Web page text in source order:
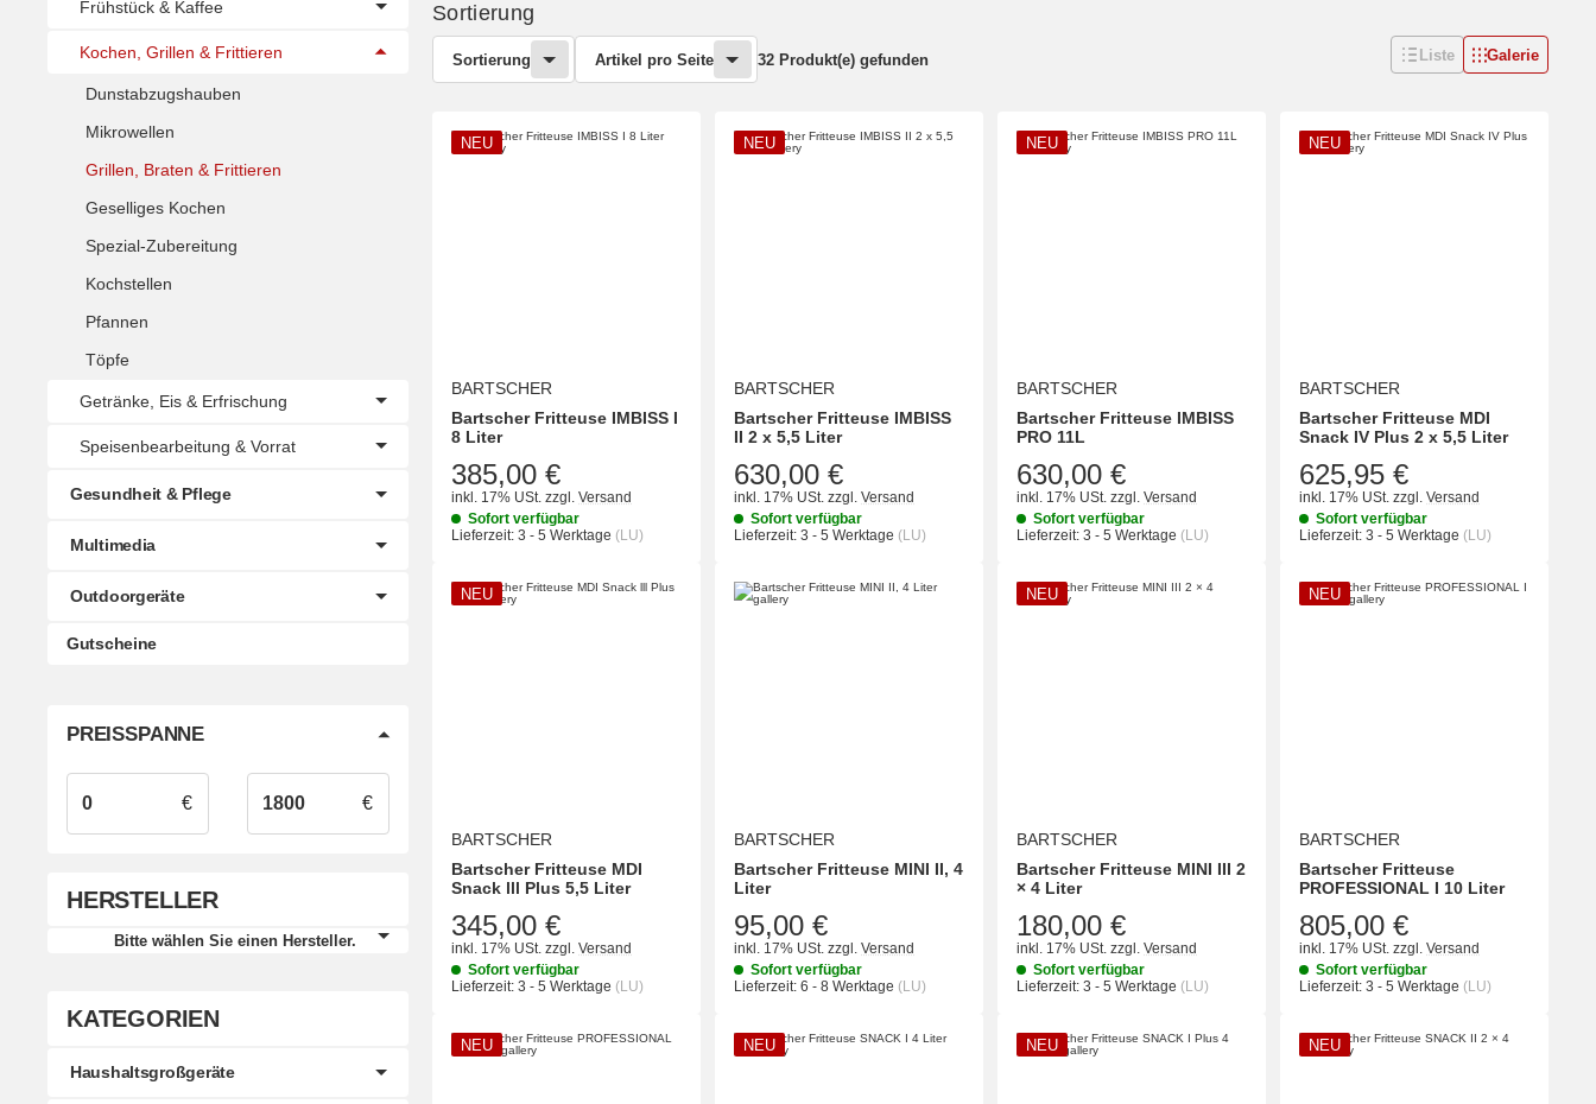
Sortierung
Sortierung Artikel pro Seite 32 Produkt(e) gefunden Liste Galerie
NEU
BARTSCHER
Bartscher Fritteuse IMBISS I
8 Liter
385,00 €
inkl. 17% USt. zzgl. Versand
Sofort verfügbar
Lieferzeit: 3 - 5 Werktage (LU)
NEU
BARTSCHER
Bartscher Fritteuse IMBISS
II 2 x 5,5 Liter
630,00 €
inkl. 17% USt. zzgl. Versand
Sofort verfügbar
Lieferzeit: 3 - 5 Werktage (LU)
NEU
BARTSCHER
Bartscher Fritteuse IMBISS
PRO 11L
630,00 €
inkl. 17% USt. zzgl. Versand
Sofort verfügbar
Lieferzeit: 3 - 5 Werktage (LU)
NEU
BARTSCHER
Bartscher Fritteuse MDI
Snack IV Plus 2 x 5,5 Liter
625,95 €
inkl. 17% USt. zzgl. Versand
Sofort verfügbar
Lieferzeit: 3 - 5 Werktage (LU)
NEU
BARTSCHER
Bartscher Fritteuse MDI
Snack lll Plus 5,5 Liter
345,00 €
inkl. 17% USt. zzgl. Versand
Sofort verfügbar
Lieferzeit: 3 - 5 Werktage (LU)
BARTSCHER
Bartscher Fritteuse MINI II, 4
Liter
95,00 €
inkl. 17% USt. zzgl. Versand
Sofort verfügbar
Lieferzeit: 6 - 8 Werktage (LU)
NEU
BARTSCHER
Bartscher Fritteuse MINI III 2
× 4 Liter
180,00 €
inkl. 17% USt. zzgl. Versand
Sofort verfügbar
Lieferzeit: 3 - 5 Werktage (LU)
NEU
BARTSCHER
Bartscher Fritteuse
PROFESSIONAL I 10 Liter
805,00 €
inkl. 17% USt. zzgl. Versand
Sofort verfügbar
Lieferzeit: 3 - 5 Werktage (LU)
NEU NEU NEU NEU
Frühstück & Kaffee
Kochen, Grillen & Frittieren
Dunstabzugshauben
Mikrowellen
Grillen, Braten & Frittieren
Geselliges Kochen
Spezial-Zubereitung
Kochstellen
Pfannen
Töpfe
Getränke, Eis & Erfrischung
Speisenbearbeitung & Vorrat
Gesundheit & Pflege
Multimedia
Outdoorgeräte
Gutscheine
PREISSPANNE
€ €
HERSTELLER
Bitte wählen Sie einen Hersteller.
KATEGORIEN
Haushaltsgroßgeräte